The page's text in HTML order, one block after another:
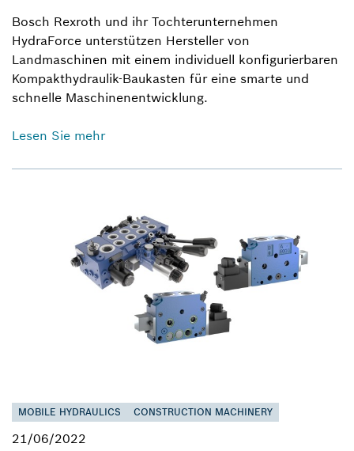
Bosch Rexroth und ihr Tochterunternehmen
HydraForce unterstützen Hersteller von
Landmaschinen mit einem individuell konfigurierbaren
Kompakthydraulik-Baukasten für eine smarte und
schnelle Maschinenentwicklung.
Lesen Sie mehr
MOBILE HYDRAULICS CONSTRUCTION MACHINERY
21/06/2022